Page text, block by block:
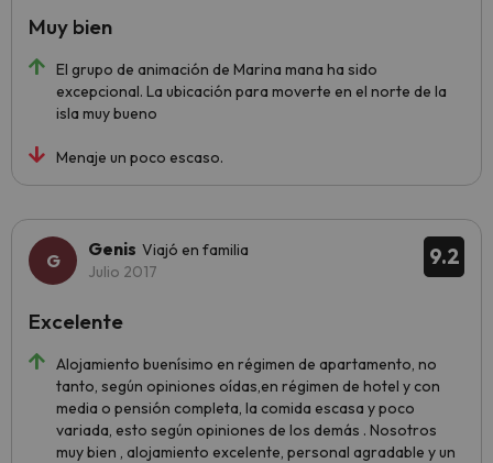
El grupo de animación de Marina mana ha sido
excepcional. La ubicación para moverte en el norte de la
isla muy bueno
Menaje un poco escaso.
Muy bien
9.2
Genis Viajó en familia
Julio 2017
Alojamiento buenísimo en régimen de apartamento, no
tanto, según opiniones oídas,en régimen de hotel y con
media o pensión completa, la comida escasa y poco
variada, esto según opiniones de los demás . Nosotros
muy bien , alojamiento excelente, personal agradable y un
Excelente